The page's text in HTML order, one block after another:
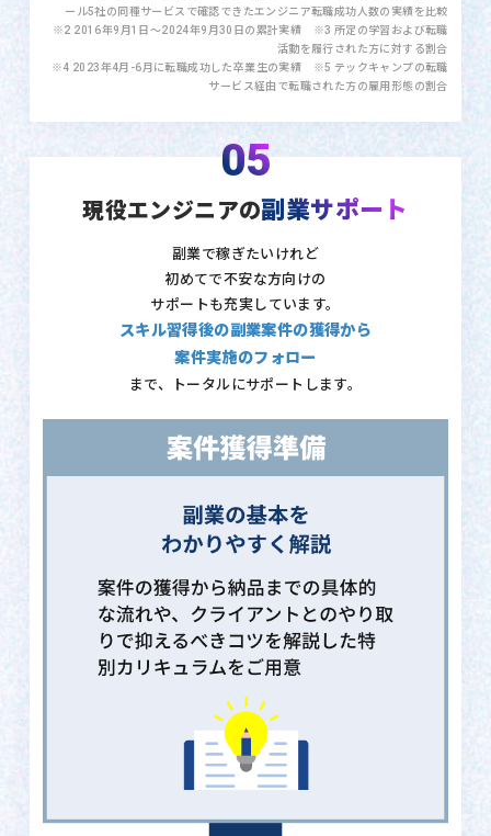
ール5社の同種サービスで確認できたエンジニア転職成功人数の実績を比較
※2 2016年9月1日〜2024年9月30日の累計実績 ※3 所定の学習および転職
活動を履行された方に対する割合
※4 2023年4月-6月に転職成功した卒業生の実績 ※5 テックキャンプの転職
サービス経由で転職された方の雇用形態の割合
05
現役エンジニアの副業サポート
副業で稼ぎたいけれど
初めてで不安な方向けの
サポートも充実しています。
スキル習得後の副業案件の獲得から
案件実施のフォロー
まで、トータルにサポートします。